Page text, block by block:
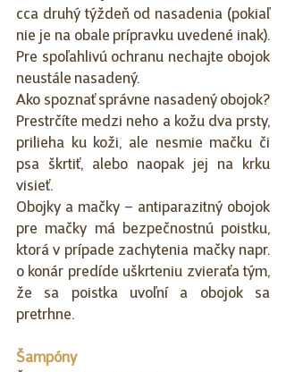
cca druhý týždeň od nasadenia (pokiaľ
nie je na obale prípravku uvedené inak).
Pre spoľahlivú ochranu nechajte obojok
neustále nasadený.
Ako spoznať správne nasadený obojok?
Prestrčíte medzi neho a kožu dva prsty,
prilieha ku koži, ale nesmie mačku či
psa škrtiť, alebo naopak jej na krku
visieť.
Obojky a mačky – antiparazitný obojok
pre mačky má bezpečnostnú poistku,
ktorá v prípade zachytenia mačky napr.
o konár predíde uškrteniu zvieraťa tým,
že sa poistka uvoľní a obojok sa
pretrhne.
Šampóny